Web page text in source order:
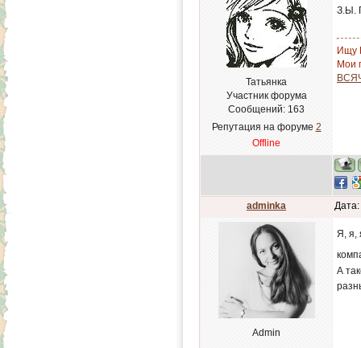
Татьянка
Участник форума
Сообщений: 163
Репутация на форуме 2
Offline
З.Ы.
Ищу
Мои
adminka
Admin
Я, я,
А